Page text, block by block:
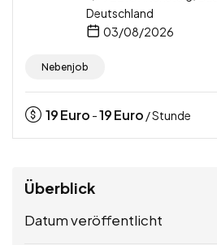
Deutschland
03/08/2026
Nebenjob
19Euro -19Euro / Stunde
Überblick
Datum veröffentlicht